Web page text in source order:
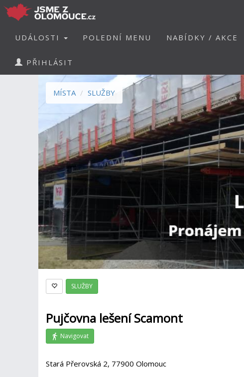
UDÁLOSTI POLEDNÍ MENU NABÍDKY / AKCE
PŘIHLÁSIT
MÍSTA SLUŽBY
SLUŽBY
Pujčovna lešení Scamont
Navigovat
Stará Přerovská 2, 77900 Olomouc